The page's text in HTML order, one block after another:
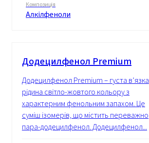
Композиція
Алкілфеноли
Додецилфенол Premium
Додецилфенол Premium – густа в’язка
рідина світло-жовтого кольору з
характерним фенольним запахом. Це
суміш ізомерів, що містить переважно
пара-додецилфенол. Додецилфенол...